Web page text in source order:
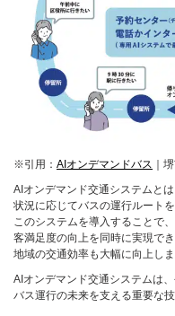
※引用： AIオンデマンドバス ｜
AIオンデマンド交通システムと
状況に応じてバスの運行ルート
このシステムを導入することで
客満足度の向上を同時に実現で
地域の交通効率も大幅に向上しま
AIオンデマンド交通システムは
バス運行の未来を支える重要な